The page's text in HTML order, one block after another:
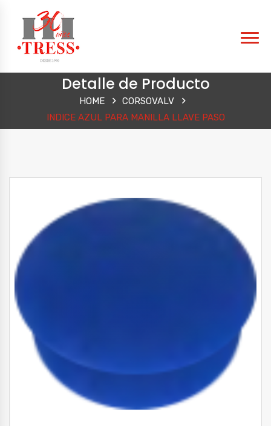
Detalle de Producto
HOME
CORSOVALV
INDICE AZUL PARA MANILLA LLAVE PASO